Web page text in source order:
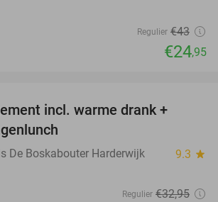
Regulier €43
€24,95
incl. warme drank +
De Boskabouter Harderwijk 9.3 star
Regulier €32,95